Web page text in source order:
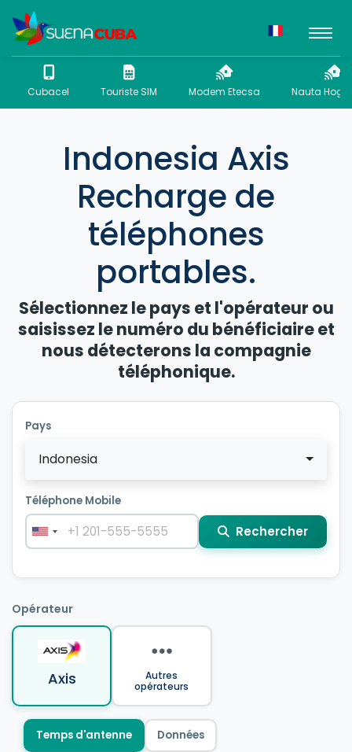
Cubacel Touriste SIM Modem Etecsa Nauta
Indonesia Axis
Recharge de
téléphones
portables.
Sélectionnez le pays et l'opérateur ou
saisissez le numéro du bénéficiaire et
nous détecterons la compagnie
téléphonique.
Pays
Indonesia
Téléphone Mobile
Rechercher
Opérateur
Axis
Autres
opérateurs
Temps d'antenne Données